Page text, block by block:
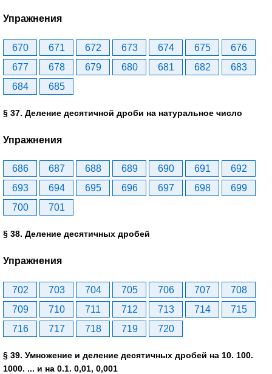
Упражнения
670 671 672 673 674 675
676
677
678 679 680 681 682
683
684
685
§ 37. Деление десятичной дроби на натуральное число
Упражнения
686 687 688 689 690 691
692
693
694 695 696 697 698
699
700
701
§ 38. Деление десятичных дробей
Упражнения
702 703 704 705 706 707
708
709
710 711 712 713 714
715
716
717 718 719 720
§ 39. Умножение и деление десятичных дробей на 10. 100.
1000. ... и на 0.1. 0,01, 0,001